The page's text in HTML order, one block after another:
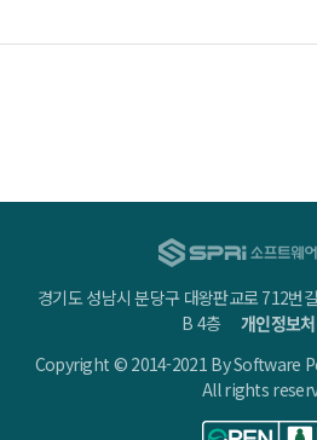
경기도 성남시 분당구 대왕판교로 712번
B 4층개인정보
Copyright © 2014-2021 By Software
All rights